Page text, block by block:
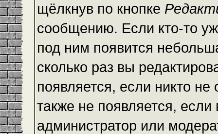
щёлкнув по кнопке
сообщению. Если кто-то
под ним появится
сколько раз вы
появляется, если никто
также не появляется,
администратор или